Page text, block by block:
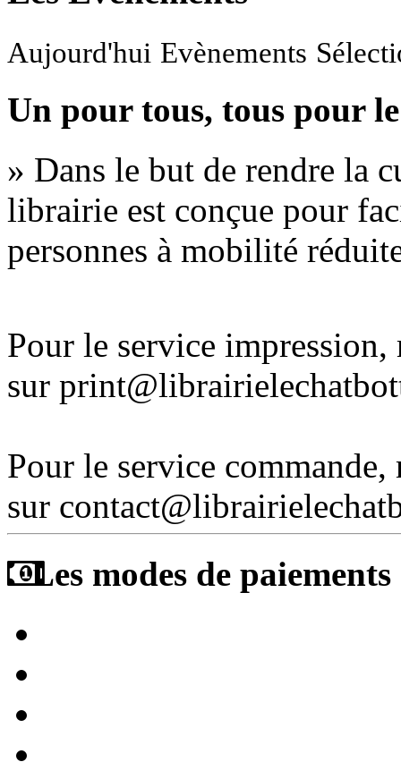
Aujourd'hui Evènements
Un pour tous, tous pour
» Dans le but de rendre la
librairie est conçue pour
personnes à mobilité
Pour le service
sur
Pour le service
sur
Les modes de